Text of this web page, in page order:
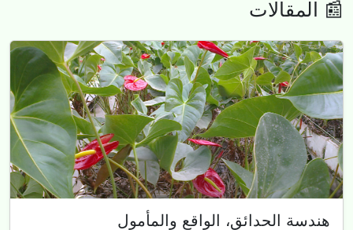
📰 المقالات
هندسة الحدائق، الواقع والمأمول